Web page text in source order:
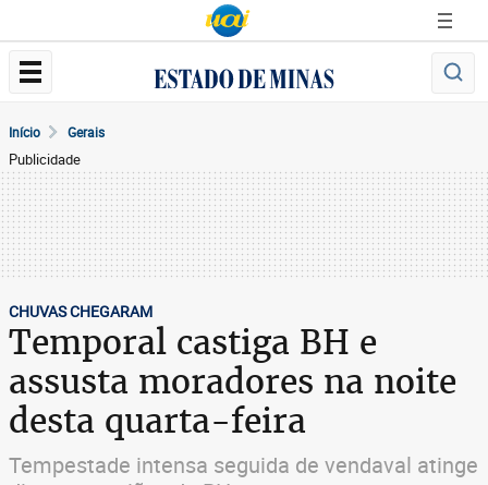
Início Gerais
Publicidade
CHUVAS CHEGARAM
Temporal castiga BH e
assusta moradores na noite
desta quarta-feira
Tempestade intensa seguida de vendaval atinge